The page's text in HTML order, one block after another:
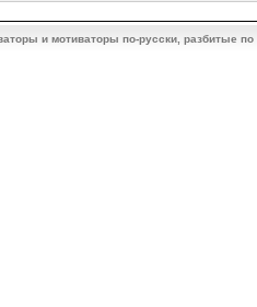
и мотиваторы по-русски, разбитые